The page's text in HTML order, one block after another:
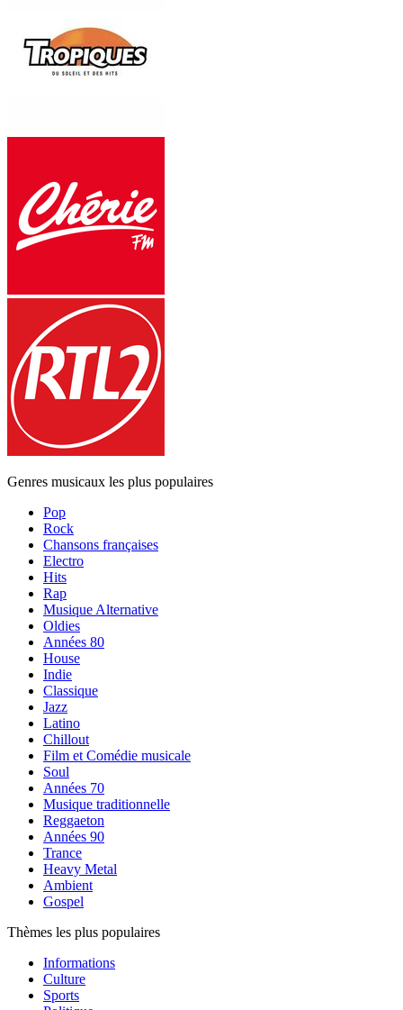
Genres musicaux les plus populaires
Pop
Rock
Chansons françaises
Electro
Hits
Rap
Musique Alternative
Oldies
Années 80
House
Indie
Classique
Jazz
Latino
Chillout
Film et Comédie musicale
Soul
Années 70
Musique traditionnelle
Reggaeton
Années 90
Trance
Heavy Metal
Ambient
Gospel
Thèmes les plus populaires
Informations
Culture
Sports